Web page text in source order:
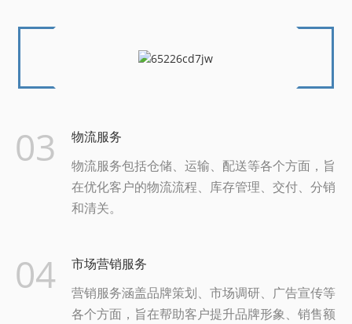
03 物流服务
物流服务包括仓储、运输、配送等各个方面，旨
在优化客户的物流流程、库存管理、交付、分销
和清关。
04 市场营销服务
营销服务涵盖品牌策划、市场调研、广告宣传等
各个方面，旨在帮助客户提升品牌形象、销售额